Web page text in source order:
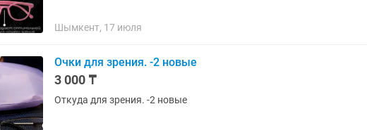
Шымкент, 17 июля
Очки для зрения. -2 новые
3 000 ₸
Откуда для зрения. -2 новые